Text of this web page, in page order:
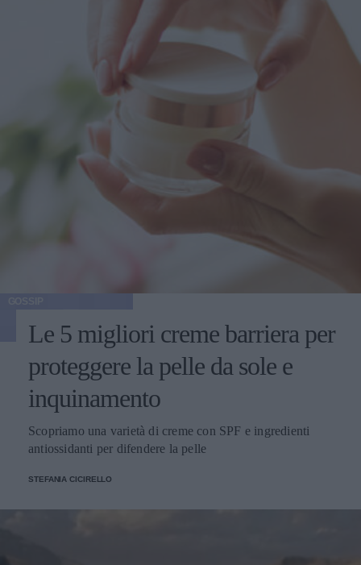
Le 5 migliori creme barriera per
proteggere la pelle da sole e
inquinamento
Scopriamo una varietà di creme con SPF e ingredienti
antiossidanti per difendere la pelle
STEFANIA CICIRELLO